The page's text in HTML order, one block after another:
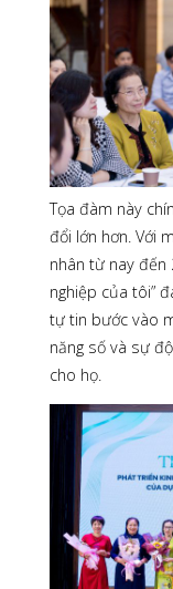
Tọa đàm này
đổi lớn hơn. Với
nhân từ nay đến
nghiệp của tôi”
tự tin bước vào
năng số và sự
cho họ.